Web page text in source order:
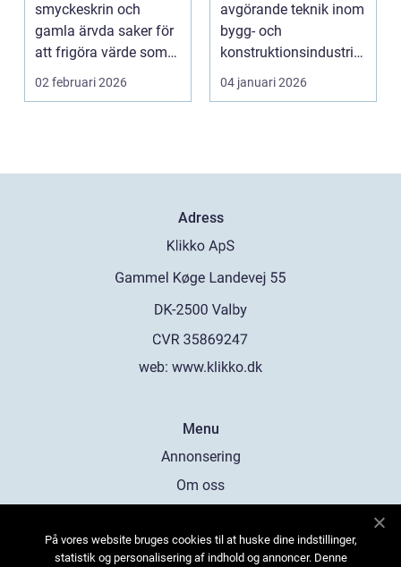
smyckeskrin och
gamla ärvda saker för
att frigöra värde som
bara ligger he...
02 februari 2026
avgörande teknik inom
bygg- och
konstruktionsindustrin.
Den anv&...
04 januari 2026
Adress
web: www.klikko.dk
Menu
Annonsering
Om oss
Kontakta oss
På vores website bruges cookies til at huske dine indstillinger,
statistik og personalisering af indhold og annoncer. Denne